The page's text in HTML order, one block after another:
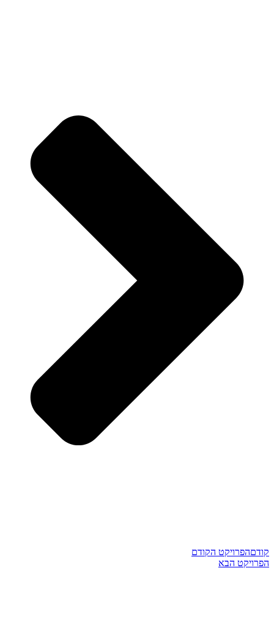
קודםהפרויקט הקודם
הפרויקט הבא